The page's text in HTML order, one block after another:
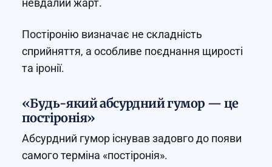
невдалий жарт.
Постіронію визначає не складність
сприйняття, а особливе поєднання щирості
та іронії.
«Будь-який абсурдний гумор — це
постіронія»
Абсурдний гумор існував задовго до появи
самого терміна «постіронія».